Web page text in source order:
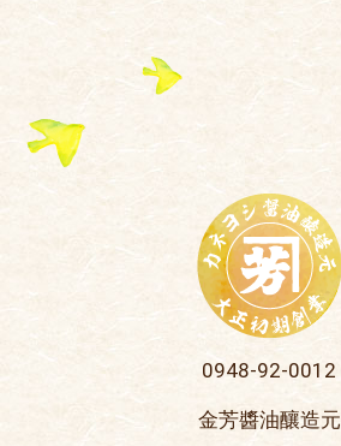
0948-92-0012
金芳醬油釀造元